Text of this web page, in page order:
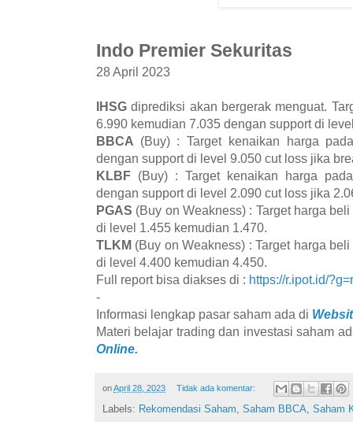
Indo Premier Sekuritas
28 April 2023
IHSGdiprediksi akan bergerak menguat.
6.990 kemudian 7.035 dengan support di
BBCA (Buy) : Target kenaikan harga
dengan support di level 9.050 cut loss jika
KLBF (Buy) : Target kenaikan harga
dengan support di level 2.090 cut loss jika
PGAS (Buy on Weakness) : Target harga
di level 1.455 kemudian 1.470.
TLKM (Buy on Weakness) : Target harga
di level 4.400 kemudian 4.450.
Full report bisa diakses di : https://r.ipot.id/
-
Informasi lengkap pasar saham ada di
Materi belajar trading dan investasi saham
Online.
onApril 28, 2023 Tidak ada komentar:
Labels: Rekomendasi Saham, Saham BBCA, Saham